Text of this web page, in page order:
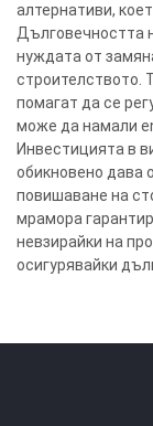
алтернативи,
Дълговечността
нуждата от
строителството.
помагат да се
може да намали
Инвестицията в
обикновено дава
повишаване на
мрамора
невзирайки на
осигурявайки